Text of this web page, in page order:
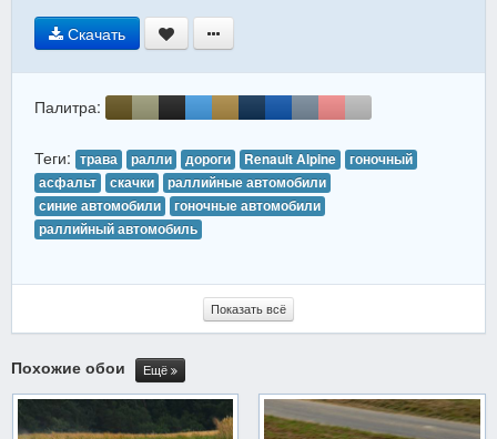
Скачать
Палитра:
Теги: трава ралли дороги Renault Alpine
гоночный
асфальт
скачки
раллийные автомобили
синие автомобили
гоночные автомобили
раллийный автомобиль
Показать всё
Похожие обои Ещё